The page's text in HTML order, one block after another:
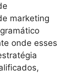
marketing
onde esses